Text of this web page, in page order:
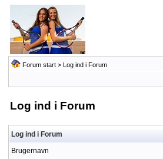
Forum start> Log ind i Forum
Log ind i Forum
Log ind i Forum
Brugernavn